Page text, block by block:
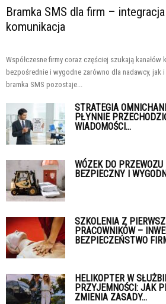
Bramka SMS dla firm –
komunikacja
Współczesne firmy coraz częściej szukają
bezpośrednie i wygodne zarówno dla nadawcy, jak
bramka SMS pozostaje...
STRATEGIA
PŁYNNIE
WIADOMOŚCI...
WÓZEK DO
BEZPIECZNY I
SZKOLENIA Z
PRACOWNIKÓW –
BEZPIECZEŃSTWO
HELIKOPTER W
PRZYJEMNOŚCI: JAK
ZMIENIA ZASADY...